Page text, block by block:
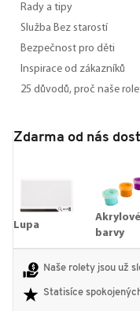
Rady a tipy
Služba Bez starostí
Bezpečnost pro děti
Inspirace od zákazníků
25 důvodů, proč naše
Zdarma od nás
Lupa
Akrylové
barvy
Naše rolety jsou už
Statisíce